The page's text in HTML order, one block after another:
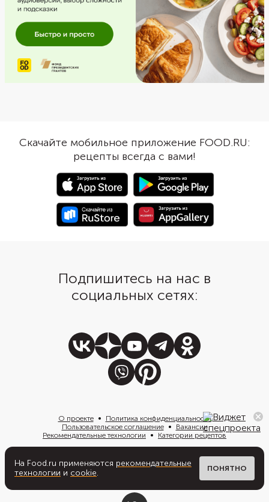
Скачайте мобильное приложение FOOD.RU:
рецепты всегда с вами!
Подпишитесь на нас в
социальных сетях:
О проекте
Политика конфиденциальности
Пользовательское соглашение
Вакансии
Рекомендательные технологии
Категории рецептов
Написать нам
На Food.ru применяются рекомендательные
технологии и cookie. ПОНЯТНО